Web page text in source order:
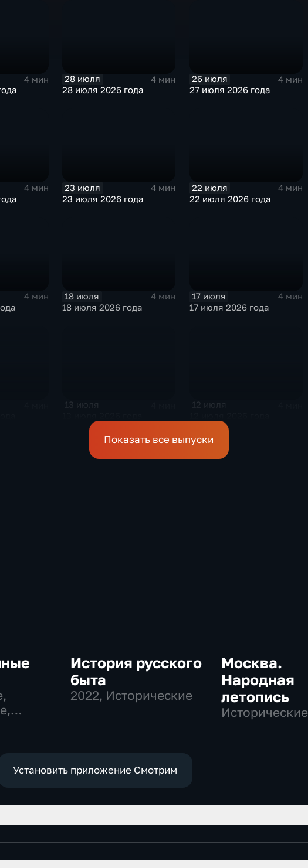
4 мин
28 июля
4 мин
28 июля 2026 года
26 июля
4 мин
27 июля 2026 года
4 мин
23 июля
4 мин
23 июля 2026 года
22 июля
4 мин
22 июля 2026 года
4 мин
18 июля
4 мин
18 июля 2026 года
17 июля
4 мин
17 июля 2026 года
13 июля 12 июля
Показать все выпуски
История русского
быта
2022, Исторические
Москва.
Народная
летопись
Исторические
Установить приложение Смотрим